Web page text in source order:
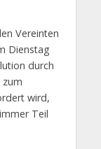
Vereinten
Dienstag
durch
zum
wird,
Teil